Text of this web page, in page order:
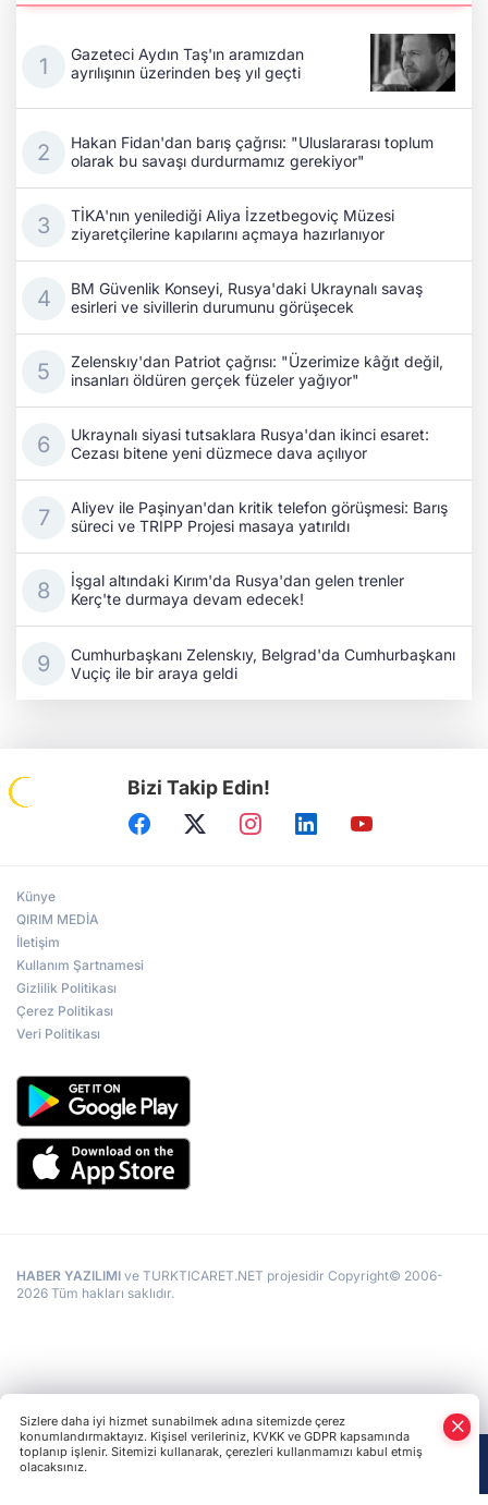
Gazeteci Aydın Taş'ın aramızdan
ayrılışının üzerinden beş yıl geçti
Hakan Fidan'dan barış çağrısı: "Uluslararası toplum
olarak bu savaşı durdurmamız gerekiyor"
TİKA'nın yenilediği Aliya İzzetbegoviç Müzesi
ziyaretçilerine kapılarını açmaya hazırlanıyor
BM Güvenlik Konseyi, Rusya'daki Ukraynalı savaş
esirleri ve sivillerin durumunu görüşecek
Zelenskıy'dan Patriot çağrısı: "Üzerimize kâğıt değil,
insanları öldüren gerçek füzeler yağıyor"
Ukraynalı siyasi tutsaklara Rusya'dan ikinci esaret:
Cezası bitene yeni düzmece dava açılıyor
Aliyev ile Paşinyan'dan kritik telefon görüşmesi: Barış
süreci ve TRIPP Projesi masaya yatırıldı
İşgal altındaki Kırım'da Rusya'dan gelen trenler
Kerç'te durmaya devam edecek!
Cumhurbaşkanı Zelenskıy, Belgrad'da Cumhurbaşkanı
Vuçiç ile bir araya geldi
Bizi Takip Edin!
Künye
QIRIM MEDİA
İletişim
Kullanım Şartnamesi
Gizlilik Politikası
Çerez Politikası
Veri Politikası
HABER YAZILIMI ve TURKTICARET.NET projesidir Copyright© 2006-
2026 Tüm hakları saklıdır.
Sizlere daha iyi hizmet sunabilmek adına sitemizde çerez
konumlandırmaktayız. Kişisel verileriniz, KVKK ve GDPR kapsamında
toplanıp işlenir. Sitemizi kullanarak, çerezleri kullanmamızı kabul etmiş
olacaksınız.